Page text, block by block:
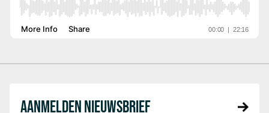
AANMELDEN NIEUWSBRIEF